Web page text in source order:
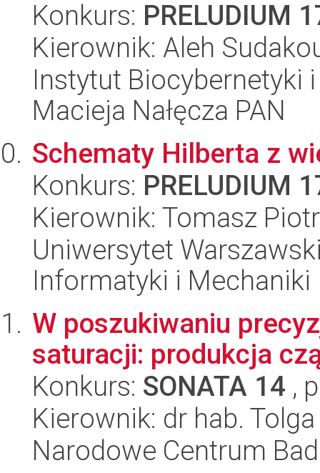
Konkurs: PRELUDIUM
Kierownik: Aleh
Instytut Biocybernetyki
Macieja Nałęcza PAN
Schematy Hilberta z
Konkurs: PRELUDIUM
Kierownik: Tomasz
Uniwersytet
Informatyki i Mechaniki
W poszukiwaniu
saturacji: produkcja
Konkurs: SONATA 14 ,
Kierownik: dr hab.
Narodowe Centrum